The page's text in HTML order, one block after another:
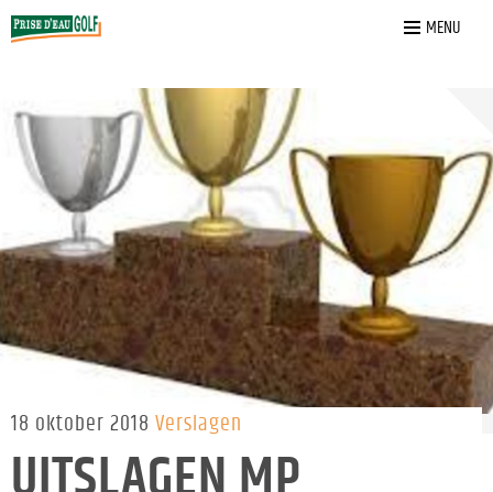
MENU
Home
18 oktober 2018 Verslagen
UITSLAGEN MP